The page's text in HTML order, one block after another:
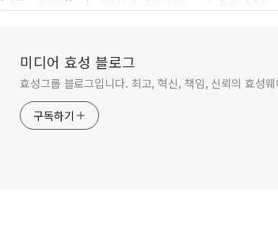
미디어 효성 블로그
효성그룹 블로그입니다. 최고, 혁신, 책임, 신뢰의 효성
구독하기